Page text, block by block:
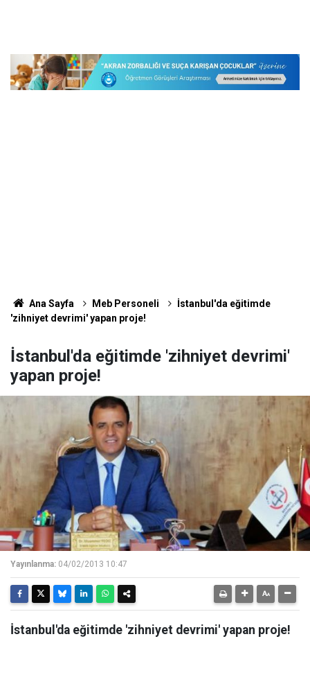
Ana Sayfa Meb Personeli
İstanbul'da eğitimde
'zihniyet devrimi' yapan proje!
İstanbul'da eğitimde 'zihniyet devrimi'
yapan proje!
Yayınlanma: 04/02/2013 10:47
İstanbul'da eğitimde 'zihniyet devrimi' yapan proje!